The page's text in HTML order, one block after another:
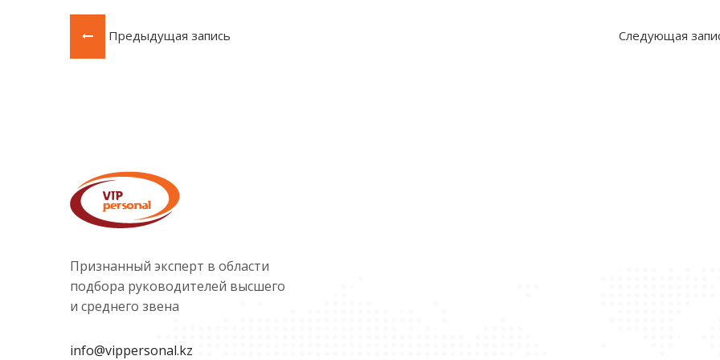
Предыдущая запись Следующая
Признанный эксперт в области
подбора руководителей высшего
и среднего звена
info@vippersonal.kz